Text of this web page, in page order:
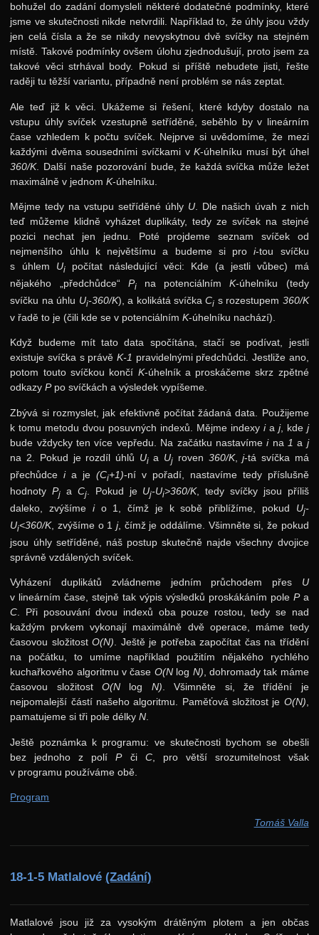
bohužel do zadání domysleli některé dodatečné podmínky, které
jsme ve skutečnosti nikde netvrdili. Například to, že úhly jsou vždy
jen celá čísla a že se nikdy nevyskytnou dvě svíčky na stejném
místě. Takové podmínky ovšem úlohu zjednodušují, proto jsem za
takové věci strhával body. Pokud si příště nebudete jisti, řešte
raději tu těžší variantu, případně není problém se nás zeptat.
Ale teď již k věci. Ukážeme si řešení, které kdyby dostalo na
vstupu úhly svíček vzestupně setříděné, seběhlo by v lineárním
čase vzhledem k počtu svíček. Nejprve si uvědomíme, že mezi
každými dvěma sousedními svíčkami vK-úhelníku musí být úhel
360/K. Další naše pozorování bude, že každá svíčka může ležet
maximálně v jednomK-úhelníku.
Mějme tedy na vstupu setříděné úhly U. Dle našich úvah z nich
teď můžeme klidně vyházet duplikáty, tedy ze svíček na stejné
pozici nechat jen jednu. Poté projdeme seznam svíček od
nejmenšího úhlu k největšímu a budeme si proi-tou svíčku
s úhlem Uipočítat následující věci: Kde (a jestli vůbec) má
nějakého „předchůdce“ Pina potenciálnímK-úhelníku (tedy
svíčku na úhlu Ui-360/K), a kolikátá svíčkaCi s rozestupem 360/K
v řadě to je (čili kde se v potenciálnímK-úhelníku nachází).
Když budeme mít tato data spočítána, stačí se podívat, jestli
existuje svíčka s právě K-1 pravidelnými předchůdci. Jestliže ano,
potom touto svíčkou končí K-úhelník a proskáčeme skrz zpětné
odkazyPpo svíčkách a výsledek vypíšeme.
Zbývá si rozmyslet, jak efektivně počítat žádaná data. Použijeme
k tomu metodu dvou posuvných indexů. Mějme indexy ia j, kde j
bude vždycky ten více vepředu. Na začátku nastavímeina 1 a j
na 2. Pokud je rozdíl úhlů Uia Uj roven 360/K,j-tá svíčka má
přechůdceia je(Ci+1)-ní v pořadí, nastavíme tedy příslušně
hodnotyPj a Cj. Pokud je Uj-Ui>360/K, tedy svíčky jsou příliš
daleko, zvýšíme io 1, čímž je k sobě přiblížíme, pokud Uj-
Ui<360/K, zvýšíme o 1j, čímž je oddálíme. Všimněte si, že pokud
jsou úhly setříděné, náš postup skutečně najde všechny dvojice
správně vzdálených svíček.
Vyházení duplikátů zvládneme jedním průchodem přes U
v lineárním čase, stejně tak výpis výsledků proskákáním pole Pa
C. Při posouvání dvou indexů oba pouze rostou, tedy se nad
každým prvkem vykonají maximálně dvě operace, máme tedy
časovou složitostO(N). Ještě je potřeba započítat čas na třídění
na počátku, to umíme například použitím nějakého rychlého
kuchařkového algoritmu v čase O(N log N), dohromady tak máme
časovou složitostO(N log N). Všimněte si, že třídění je
nejpomalejší částí našeho algoritmu. Paměťová složitost je O(N),
pamatujeme si tři pole délkyN.
Ještě poznámka k programu: ve skutečnosti bychom se obešli
bez jednoho z políPči C, pro větší srozumitelnost však
v programu používáme obě.
Program
Tomáš Valla
18-1-5 Matlalové(Zadání)
Matlalové jsou již za vysokým drátěným plotem a jen občas